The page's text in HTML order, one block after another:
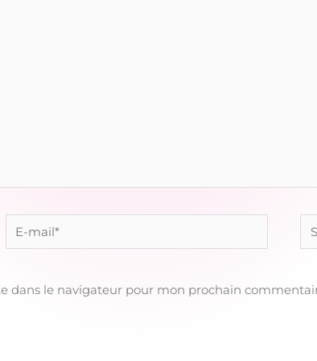
E-
mail*
dans le navigateur pour mon prochain